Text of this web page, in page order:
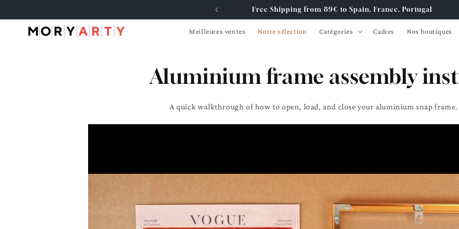
au
contenu
Free Shipping from 89€ to Spain, France, Portugal
Meilleures ventes Notre sélection Catégories Cadres Nos boutiques
Aluminium frame assembly
A quick walkthrough of how to open, load, and close your aluminium snap frame.